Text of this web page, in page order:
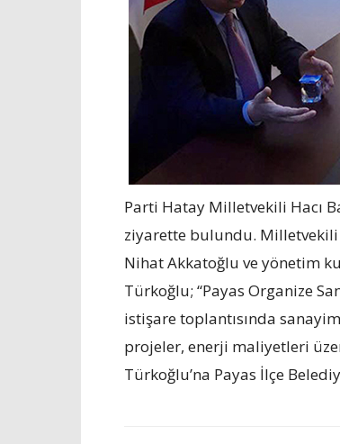
Parti Hatay Milletvekili Hacı
ziyarette bulundu. Milletvekili
Nihat Akkatoğlu ve yönetim
Türkoğlu; “Payas Organize
istişare toplantısında
projeler, enerji maliyetleri
Türkoğlu’na Payas İlçe